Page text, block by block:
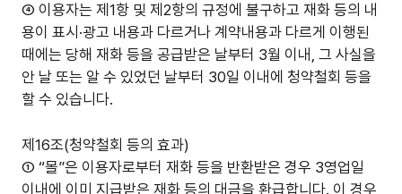
④ 이용자는 제1항 및 제2항의 규정에 불구하고 재화 등의 내
용이 표시·광고 내용과 다르거나 계약내용과 다르게 이행된
때에는 당해 재화 등을 공급받은 날부터 3월 이내, 그 사실을
안 날 또는 알 수 있었던 날부터 30일 이내에 청약철회 등을
할 수 있습니다.
제16조(청약철회 등의 효과)
① “몰”은 이용자로부터 재화 등을 반환받은 경우 3영업일
이내에 이미 지급받은 재화 등의 대금을 환급합니다. 이 경우